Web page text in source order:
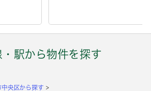
駅から物件を探す
中央区から探す